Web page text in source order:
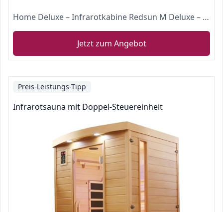
Home Deluxe – Infrarotkabine Redsun M Deluxe – Vollspektrumstrahler und Karbon-Flächenstrahler, Holz: Hemlocktanne, Maße: 120 x 105 x 190 cm | Infrarotsauna für 2 Personen, Infrarot, Kabine
Jetzt zum Angebot
Preis-Leistungs-Tipp
Infrarotsauna mit Doppel-Steuereinheit